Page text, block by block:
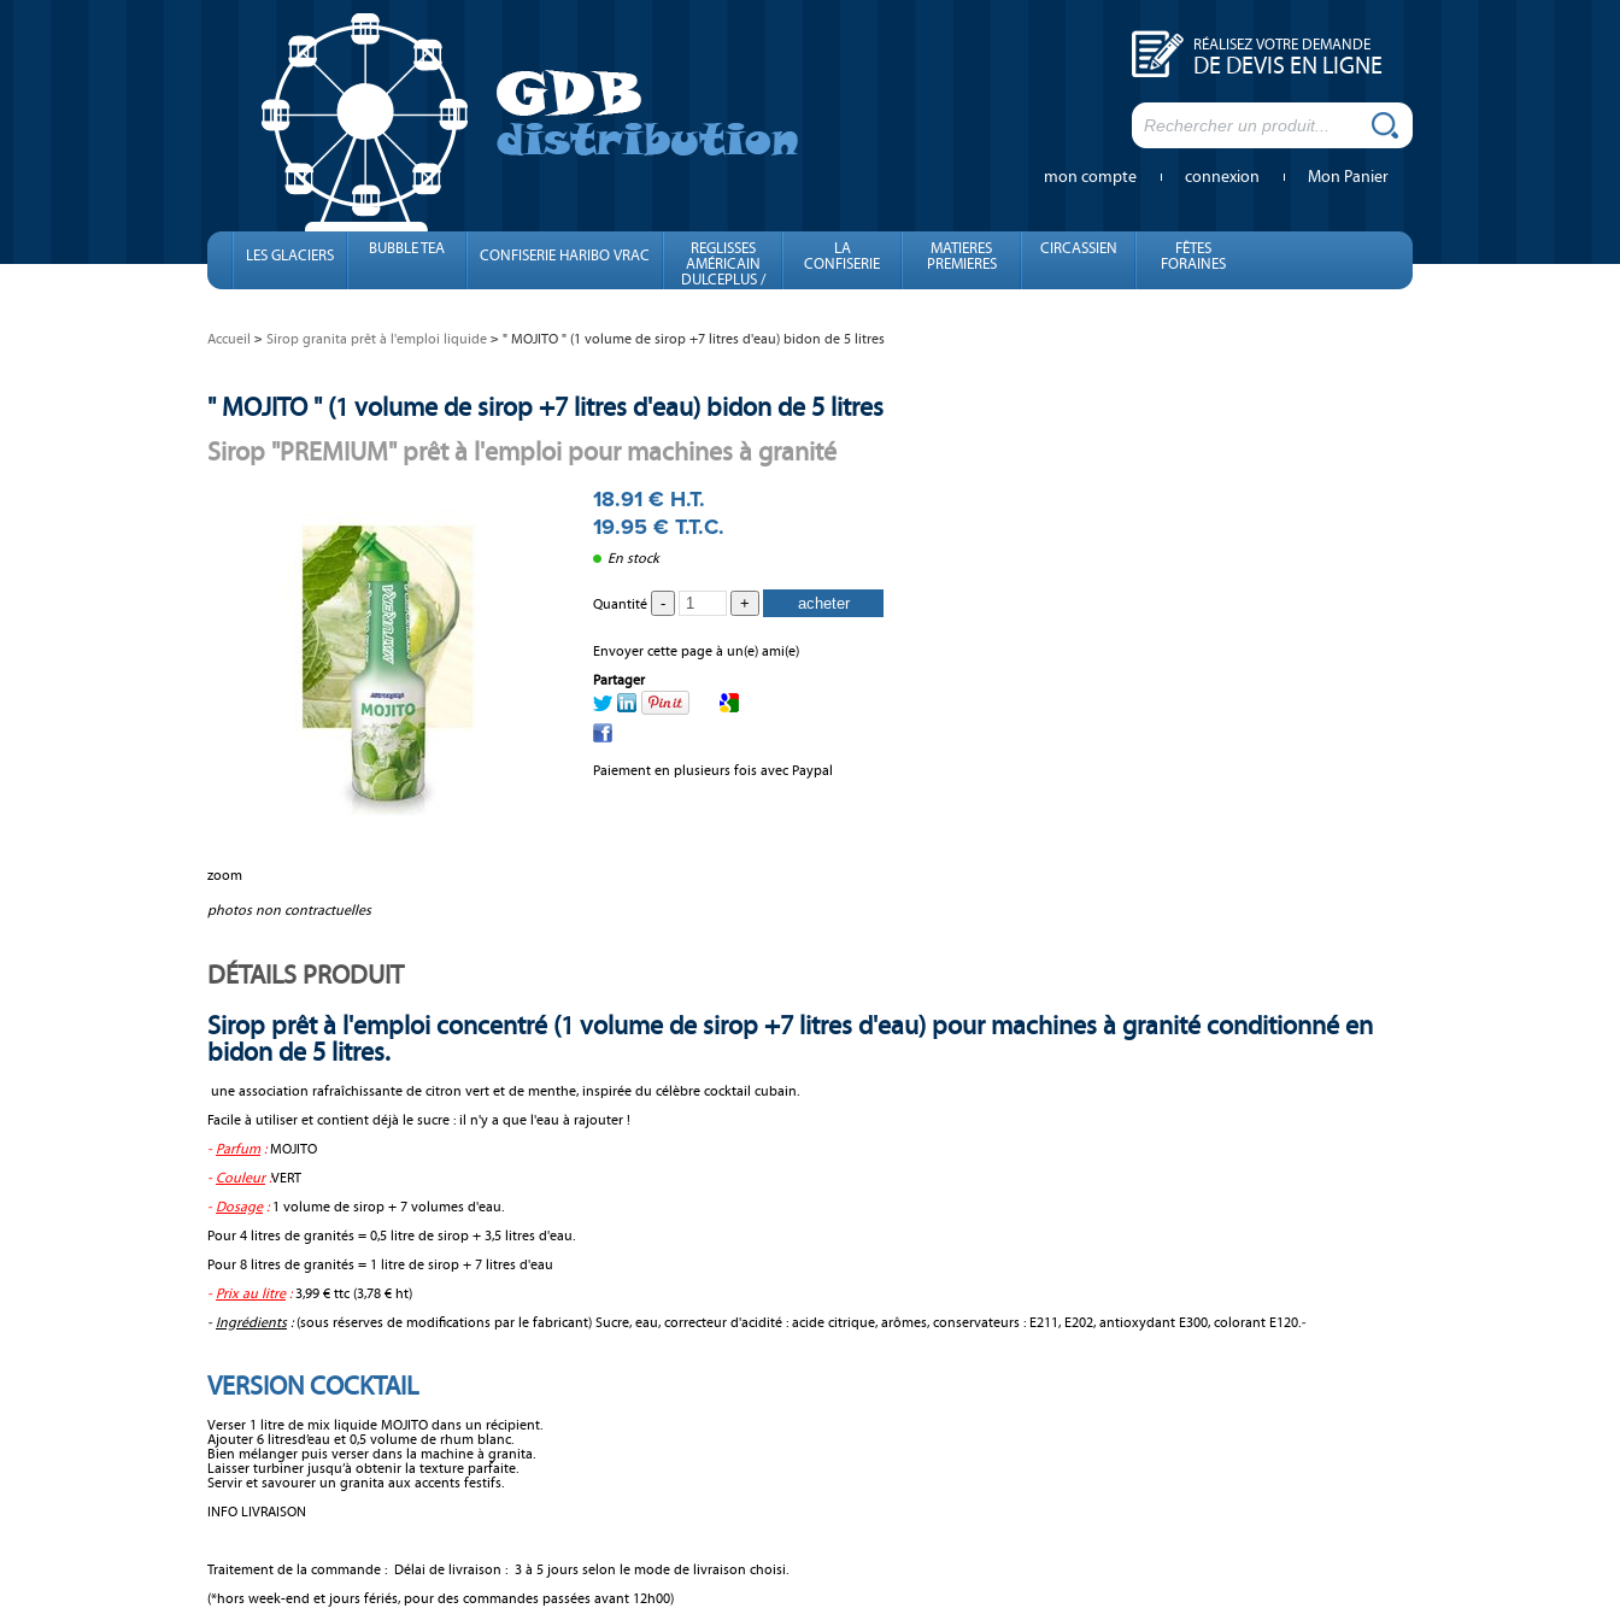
mon compte connexion Mon Panier
LES GLACIERS BUBBLE TEA CONFISERIE HARIBO VRAC
REGLISSES
AMÉRICAIN
DULCEPLUS /
FINI
LA
CONFISERIE
MATIERES
PREMIERES
CIRCASSIEN
FÊTES
FORAINES
Accueil Sirop granita prêt à l'emploi liquide " MOJITO " (1 volume de sirop +7 litres d'eau) bidon de 5 litres
" MOJITO " (1 volume de sirop +7 litres d'eau) bidon de 5 litres
Sirop "PREMIUM" prêt à l'emploi pour machines à granité
zoom
photos non contractuelles
18.91 € H.T.
19.95 € T.T.C.
En stock
Quantité
Envoyer cette page à un(e) ami(e)
Partager
Paiement en plusieurs fois avec Paypal
DÉTAILS PRODUIT
Sirop prêt à l'emploi concentré (1 volume de sirop +7 litres d'eau) pour machines à granité conditionné en
bidon de 5 litres.
une association rafraîchissante de citron vert et de menthe, inspirée du célèbre cocktail cubain.
Facile à utiliser et contient déjà le sucre : il n'y a que l'eau à rajouter !
- Parfum:MOJITO
- Couleur:VERT
- Dosage:1 volume de sirop + 7 volumes d'eau.
Pour 4 litres de granités = 0,5 litre de sirop + 3,5 litres d'eau.
Pour 8 litres de granités = 1 litre de sirop + 7 litres d'eau
- Prix au litre:3,99 € ttc (3,78 € ht)
- Ingrédients:(sous réserves de modifications par le fabricant) Sucre, eau, correcteur d'acidité : acide citrique, arômes, conservateurs : E211, E202, antioxydant E300, colorant E120.-
VERSION COCKTAIL
Verser 1 litre de mix liquide MOJITO dans un récipient.
Ajouter 6 litresd’eau et 0,5 volume de rhum blanc.
Bien mélanger puis verser dans la machine à granita.
Laisser turbiner jusqu’à obtenir la texture parfaite.
Servir et savourer un granita aux accents festifs.
INFO LIVRAISON
Traitement de la commande : Délai de livraison : 3 à 5 jours selon le mode de livraison choisi.
(*hors week-end et jours fériés, pour des commandes passées avant 12h00)
RÉALISEZ VOTRE DEMANDE
DE DEVIS EN LIGNE